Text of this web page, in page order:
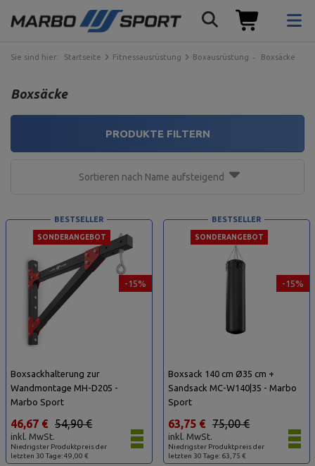
Sie sind hier: Startseite Fitnessausrüstung Boxausrüstung Boxsäcke
Boxsäcke
Sortieren nach Name aufsteigend
PRODUKTE FILTERN
-15%
SONDERANGEBOT
BESTSELLER
Boxsackhalterung zur
Wandmontage MH-D205 -
Marbo Sport
Niedrigster Produktpreis der
letzten 30 Tage: 49,00 €
54,90 €
46,67 €
inkl. MwSt.
-15%
SONDERANGEBOT
BESTSELLER
Boxsack 140 cm Ø35 cm +
Sandsack MC-W140|35 - Marbo
Sport
Niedrigster Produktpreis der
letzten 30 Tage: 63,75 €
75,00 €
63,75 €
inkl. MwSt.